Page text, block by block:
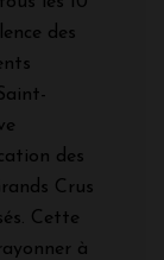
des
des
Crus
Cette
à